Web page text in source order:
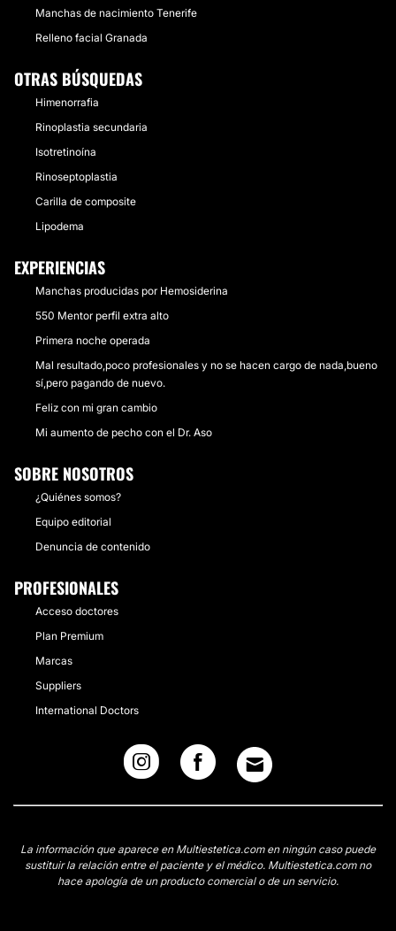
Manchas de nacimiento Tenerife
Relleno facial Granada
OTRAS BÚSQUEDAS
Himenorrafia
Rinoplastia secundaria
Isotretinoína
Rinoseptoplastia
Carilla de composite
Lipodema
EXPERIENCIAS
Manchas producidas por Hemosiderina
550 Mentor perfil extra alto
Primera noche operada
Mal resultado,poco profesionales y no se hacen cargo de nada,bueno
sí,pero pagando de nuevo.
Feliz con mi gran cambio
Mi aumento de pecho con el Dr. Aso
SOBRE NOSOTROS
¿Quiénes somos?
Equipo editorial
Denuncia de contenido
PROFESIONALES
Acceso doctores
Plan Premium
Marcas
Suppliers
International Doctors
La información que aparece en Multiestetica.com en ningún caso puede
sustituir la relación entre el paciente y el médico. Multiestetica.com no
hace apología de un producto comercial o de un servicio.